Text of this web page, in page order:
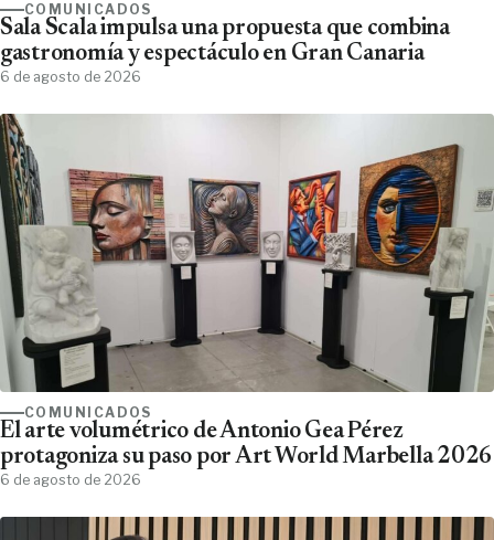
COMUNICADOS
Sala Scala impulsa una propuesta que combina
gastronomía y espectáculo en Gran Canaria
6 de agosto de 2026
COMUNICADOS
El arte volumétrico de Antonio Gea Pérez
protagoniza su paso por Art World Marbella 2026
6 de agosto de 2026